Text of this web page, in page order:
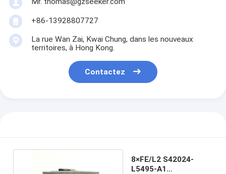
+86-13928807727
La rue Wan Zai, Kwai Chung, dans les nouveaux
territoires, à Hong Kong.
Contactez
8×FE/L2 S42024-
L5495-A1